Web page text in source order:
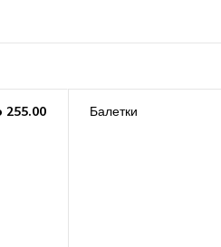
255.00 Балетки